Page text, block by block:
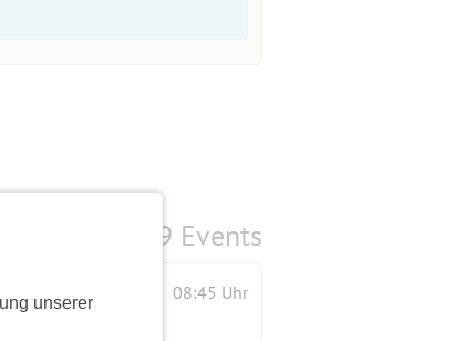
unserer
9 Events
08:45 Uhr